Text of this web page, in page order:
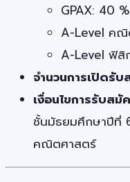
GPAX: 40 %
A-Level คณิ
A-Level ฟิสิ
จำนวนการเปิดรับ
เงื่อนไขการรับสมั
ชั้นมัธยมศึกษาปีที่
คณิตศาสตร์